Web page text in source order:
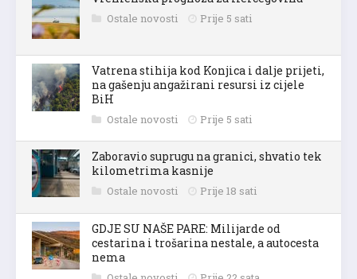
Ostale novosti Prije 5 sati
Vatrena stihija kod Konjica i dalje prijeti,
na gašenju angažirani resursi iz cijele
BiH
Ostale novosti Prije 5 sati
Zaboravio suprugu na granici, shvatio tek
kilometrima kasnije
Ostale novosti Prije 18 sati
GDJE SU NAŠE PARE: Milijarde od
cestarina i trošarina nestale, a autocesta
nema